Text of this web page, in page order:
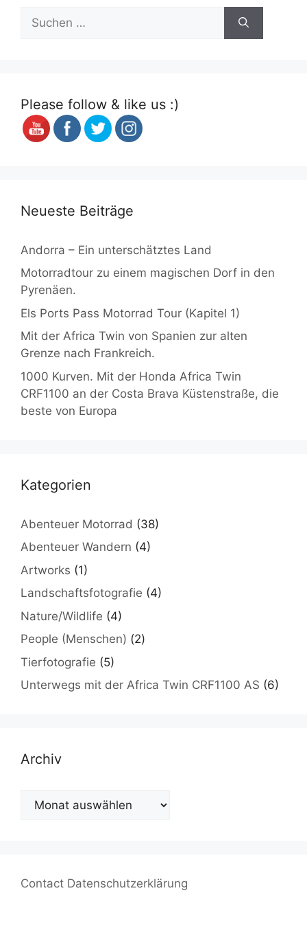
nach:
Please follow & like us :)
Neueste Beiträge
Andorra – Ein unterschätztes Land
Motorradtour zu einem magischen Dorf in den
Pyrenäen.
Els Ports Pass Motorrad Tour (Kapitel 1)
Mit der Africa Twin von Spanien zur alten
Grenze nach Frankreich.
1000 Kurven. Mit der Honda Africa Twin
CRF1100 an der Costa Brava Küstenstraße, die
beste von Europa
Kategorien
Abenteuer Motorrad (38)
Abenteuer Wandern (4)
Artworks (1)
Landschaftsfotografie (4)
Nature/Wildlife (4)
People (Menschen) (2)
Tierfotografie (5)
Unterwegs mit der Africa Twin CRF1100 AS (6)
Archiv
Archiv
Contact Datenschutzerklärung